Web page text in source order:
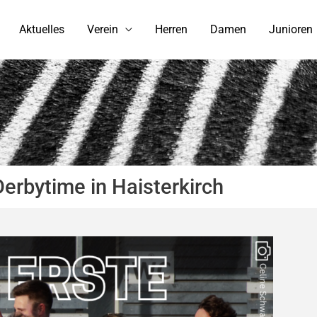
Aktuelles Verein Herren Damen Junioren
in Haisterkirch